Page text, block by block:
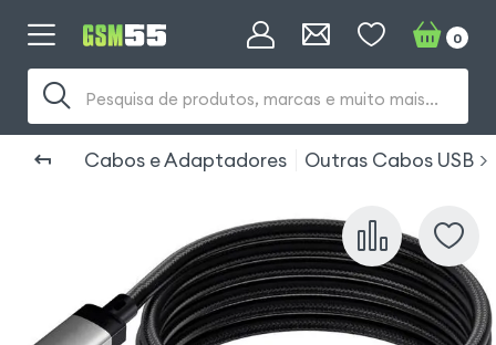
Pesquisa de produtos, marcas e muito mais...
0
Cabos e Adaptadores Outras Cabos USB